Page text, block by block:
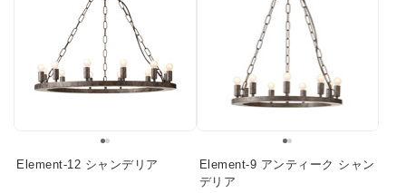
Element-12 シャンデリア
Element-9 アンティーク シャン
デリア